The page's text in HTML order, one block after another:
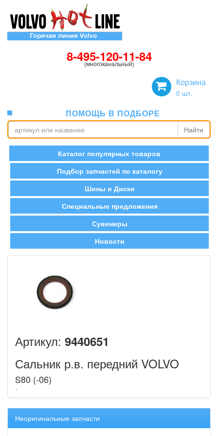
8-495-120-11-84
(многоканальный)
Корзина
0 шт.
ПОМОЩЬ В ПОДБОРЕ
Найти
Каталог популярных товаров
Подбор запчастей по каталогу
Шины и Диски
Специальные предложения
Сувениры
Новости
Артикул: 9440651
Сальник р.в. передний VOLVO
S80 (-06)
Неоригинальные запчасти